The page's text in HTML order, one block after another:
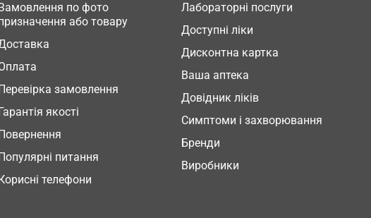
по фото
або товару
замовлення
якості
питання
телефони
Лабораторні послуги
Доступні ліки
Дисконтна картка
Ваша аптека
Довідник ліків
Симптоми і захворювання
Бренди
Виробники